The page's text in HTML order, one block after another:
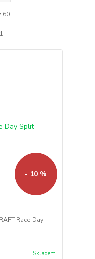
60
- 10 %
Race Day
Skladem